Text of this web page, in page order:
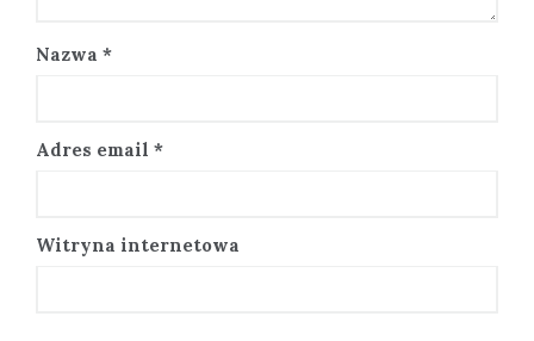
Nazwa *
Adres email *
Witryna internetowa